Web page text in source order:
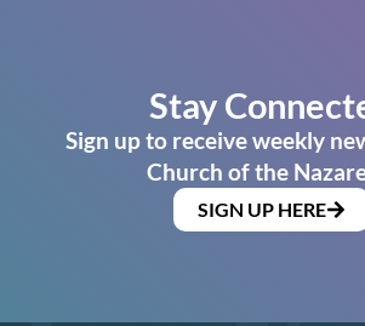
Stay
Sign up to receive weekly
Church of the
SIGN UP HERE